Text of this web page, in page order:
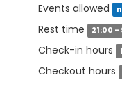
Events allowed
Rest time 21:00 -
Check-in hours
Checkout hours